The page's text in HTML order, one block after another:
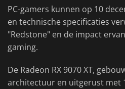
PC-gamers kunnen op 10
en technische specificaties
"Redstone" en de impact
gaming.
De Radeon RX 9070 XT,
architectuur en uitgerust met